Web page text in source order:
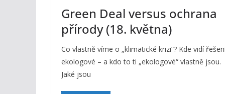
Green Deal versus ochrana
přírody (18. května)
Co vlastně víme o „klimatické krizi“? Kde vidí
ekologové – a kdo to ti „ekologové“ vlastně jsou.
Jaké jsou